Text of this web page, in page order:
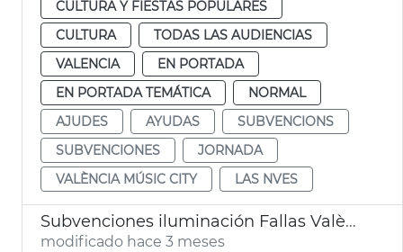
CULTURA Y FIESTAS POPULARES
CULTURA
TODAS LAS AUDIENCIAS
VALENCIA
EN PORTADA
EN PORTADA TEMÁTICA
NORMAL
AJUDES
AYUDAS
SUBVENCIONS
SUBVENCIONES
JORNADA
VALÈNCIA MÚSIC CITY
LAS NVES
Subvenciones iluminación Fallas València
modificado hace 3 meses